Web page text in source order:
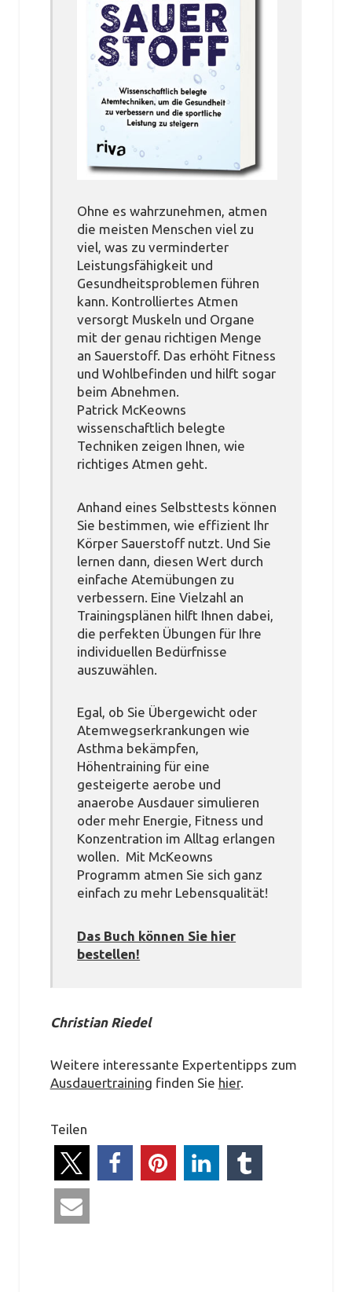
Ohne es wahrzunehmen, atmen
die meisten Menschen viel zu
viel, was zu verminderter
Leistungsfähigkeit und
Gesundheitsproblemen führen
kann. Kontrolliertes Atmen
versorgt Muskeln und Organe
mit der genau richtigen Menge
an Sauerstoff. Das erhöht Fitness
und Wohlbefinden und hilft sogar
beim Abnehmen.
Patrick McKeowns
wissenschaftlich belegte
Techniken zeigen Ihnen, wie
richtiges Atmen geht.
Anhand eines Selbsttests können
Sie bestimmen, wie effizient Ihr
Körper Sauerstoff nutzt. Und Sie
lernen dann, diesen Wert durch
einfache Atemübungen zu
verbessern. Eine Vielzahl an
Trainingsplänen hilft Ihnen dabei,
die perfekten Übungen für Ihre
individuellen Bedürfnisse
auszuwählen.
Egal, ob Sie Übergewicht oder
Atemwegserkrankungen wie
Asthma bekämpfen,
Höhentraining für eine
gesteigerte aerobe und
anaerobe Ausdauer simulieren
oder mehr Energie, Fitness und
Konzentration im Alltag erlangen
wollen. Mit McKeowns
Programm atmen Sie sich ganz
einfach zu mehr Lebensqualität!
Das Buch können Sie hier
bestellen!
Christian Riedel
Weitere interessante Expertentipps zum
Ausdauertraining finden Sie hier.
Teilen